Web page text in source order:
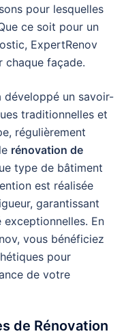
pour lesquelles
ce soit pour un
ExpertRenov
chaque façade.
développé un savoir-
traditionnelles et
régulièrement
rénovation de
type de bâtiment
est réalisée
garantissant
En
vous bénéficiez
pour
de votre
de Rénovation